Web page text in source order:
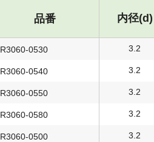
品番 内径(d)
R3060-0530 3.2
R3060-0540 3.2
R3060-0550 3.2
R3060-0580 3.2
R3060-0500 3.2